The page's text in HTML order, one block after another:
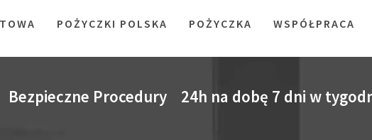
POŻYCZKI POLSKA POŻYCZKA WSPÓŁPRACA
Bezpieczne Procedury 24h na dobę 7 dni w